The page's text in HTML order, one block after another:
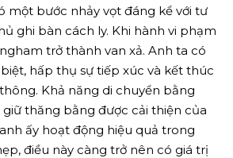
một bước nhảy vọt đáng kể với tư
ghi bàn cách ly. Khi hành vi phạm
trở thành van xả. Anh ta có
hấp thụ sự tiếp xúc và kết thúc
Khả năng di chuyển bằng
thăng bằng được cải thiện của
ấy hoạt động hiệu quả trong
điều này càng trở nên có giá trị